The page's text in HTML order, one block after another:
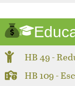
HB 49 -
HB 109 -